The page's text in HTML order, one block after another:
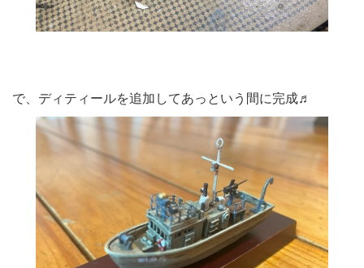
で、ディティールを追加してあっという間に完成♬